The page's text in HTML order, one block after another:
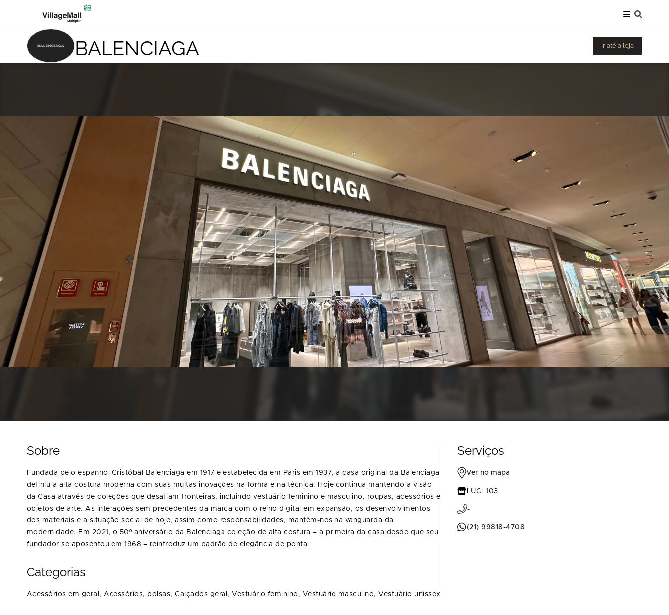
BALENCIAGA Ir até a loja
Sobre
Fundada pelo espanhol Cristóbal Balenciaga em 1917 e estabelecida em Paris em 1937, a casa original da Balenciaga
definiu a alta costura moderna com suas muitas inovações na forma e na técnica. Hoje continua mantendo a visão
da Casa através de coleções que desafiam fronteiras, incluindo vestuário feminino e masculino, roupas, acessórios e
objetos de arte. As interações sem precedentes da marca com o reino digital em expansão, os desenvolvimentos
dos materiais e a situação social de hoje, assim como responsabilidades, mantêm-nos na vanguarda da
modernidade. Em 2021, o 50º aniversário da Balenciaga coleção de alta costura – a primeira da casa desde que seu
fundador se aposentou em 1968 – reintroduz um padrão de elegância de ponta.
Categorias
Acessórios em geral, Acessórios, bolsas,Calçados geral,Vestuário feminino, Vestuário masculino,Vestuário unissex
Serviços
Ver no mapa
LUC: 103
-
(21) 99818-4708